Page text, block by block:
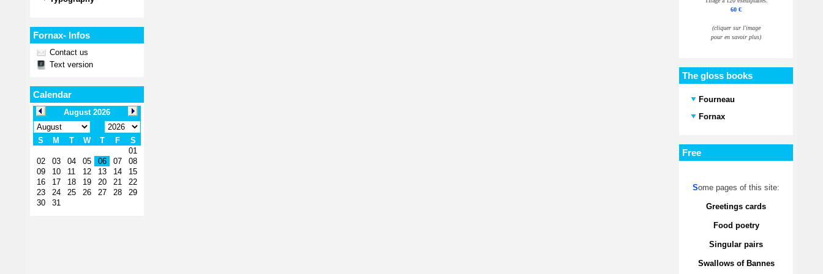
Fornax- Infos
Contact us
Text version
Calendar
60 €
(cliquer sur l'image
pour en savoir plus)
The gloss books
Fourneau
Fornax
Free
Some pages of this site:
Greetings cards
Food poetry
Singular pairs
Swallows of Bannes